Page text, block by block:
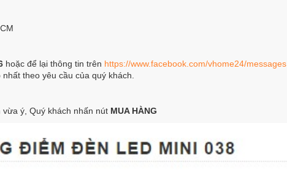
hoặc để lại thông tin trên https://www.facebook.com/vhome24/messages
theo yêu cầu của quý khách.
ý, Quý khách nhấn nút MUA HÀNG